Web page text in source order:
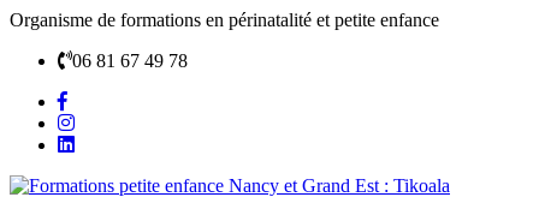
Organisme de formations en périnatalité et petite enfance
06 81 67 49 78